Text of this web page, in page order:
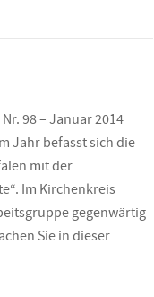
98 – Januar 2014
Jahr befasst sich die
mit der
Im Kirchenkreis
gegenwärtig
Sie in dieser